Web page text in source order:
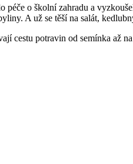
péče o školní zahradu a
A už se těší na salát,
cestu potravin od semínka až